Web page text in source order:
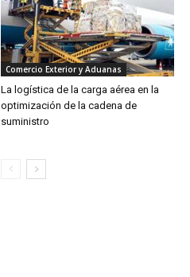
Comercio Exterior y Aduanas
La logística de la carga aérea en la
optimización de la cadena de
suministro